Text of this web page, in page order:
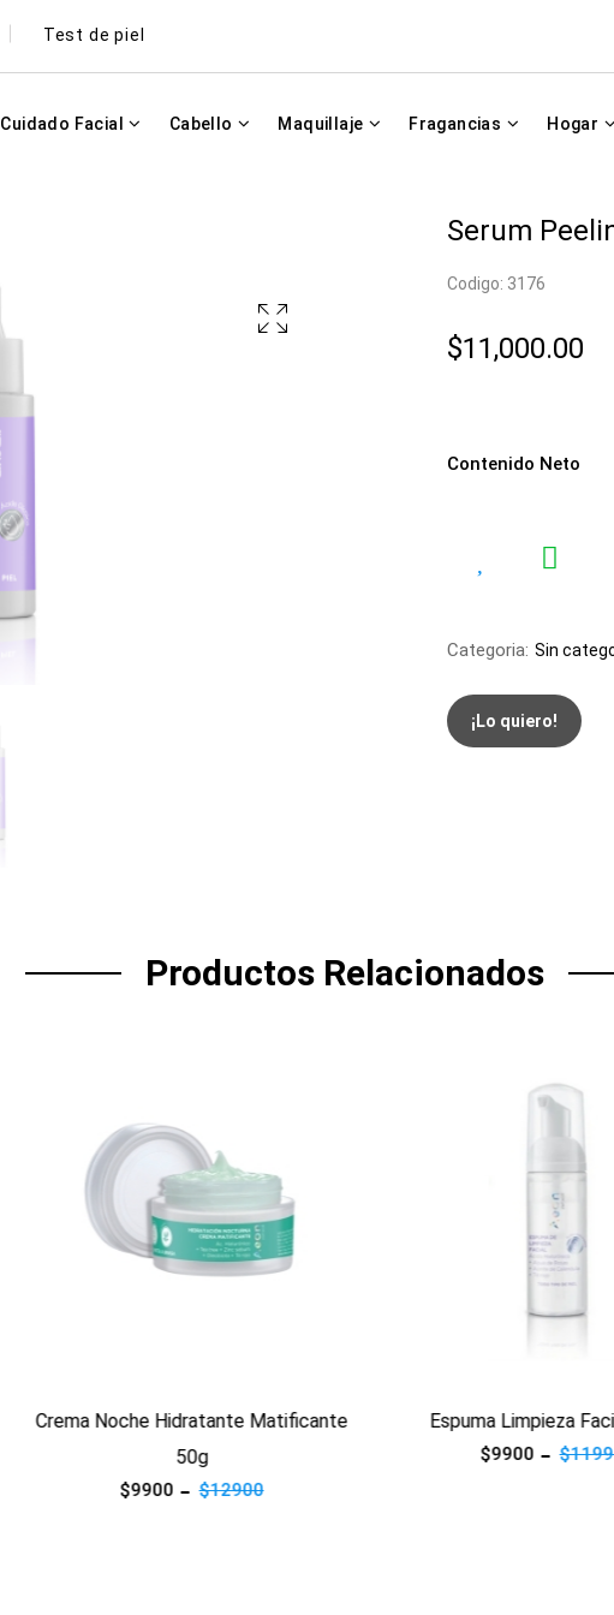
Test de piel
Cuidado Facial Cabello Maquillaje Fragancias Hogar
Serum
Codigo: 3176
$11,000.00
Contenido Neto
Categoria: Sin
¡Lo quiero!
Productos Relacionados
Crema Noche Hidratante Matificante
50g
$9900 $12900
Espuma Limpieza Facial
$9900 $11990